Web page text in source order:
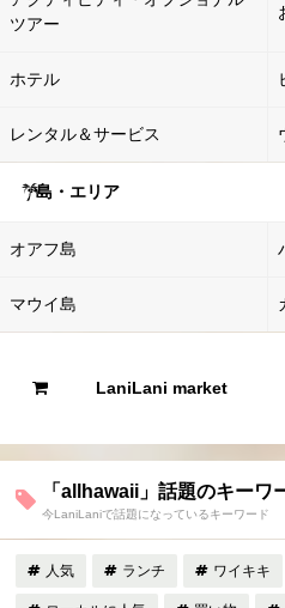
ツアー
ホテル
レンタル＆サービス
島・エリア
オアフ島
マウイ島
LaniLani market
「allhawaii」話題のキーワ
今LaniLaniで話題になっているキーワード
人気 ランチ ワイキキ